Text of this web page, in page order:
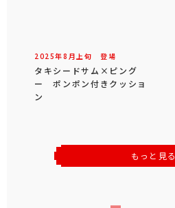
2025年8 月 上旬 登場
タキシードサム×ピング
ー ポンポン付きクッショ
ン
もっと見る